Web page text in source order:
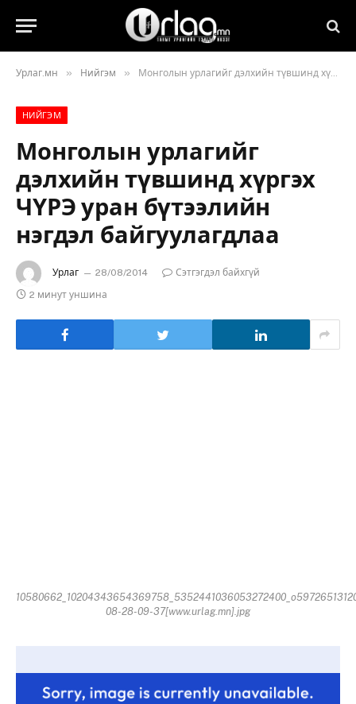
Урлаг.мн » Нийгэм » Монголын урлагийг дэлхийн түвшинд хүргэх ЧҮРЭ уран бүтээлийн нэгдэл байгуулагдлаа
НИЙГЭМ
Монголын урлагийг
дэлхийн түвшинд хүргэх
ЧҮРЭ уран бүтээлийн
нэгдэл байгуулагдлаа
Урлаг 28/08/2014
Сэтгэгдэл байхгүй
2 минут уншина
08-28-09-37[www.urlag.mn].jpg